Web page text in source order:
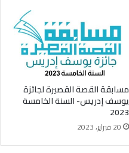
مسابقة القصة القصيرة لجائزة
يوسف إدريس- السنة الخامسة
2023
20 فبراير، 2023